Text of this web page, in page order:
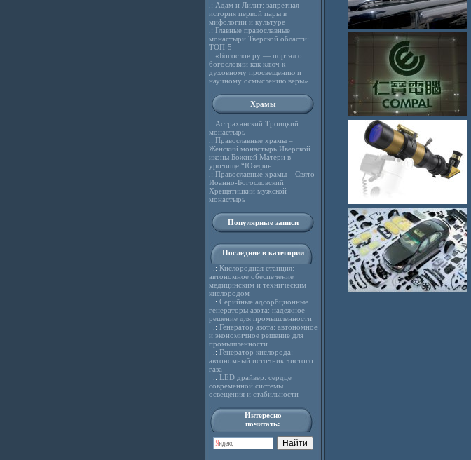
.: Адам и Лилит: запретная
история первой пары в
мифологии и культуре
.: Главные православные
монастыри Тверской области:
ТОП-5
.: «Богослов.ру — портал о
богословии как ключ к
духовному просвещению и
научному осмыслению веры»
Храмы
.: Астраханский Троицкий
монастырь
.: Православные храмы –
Женский монастырь Иверской
иконы Божией Матери в
урочище “Юзефин
.: Православные храмы – Свято-
Иоанно-Богословский
Хрещатицкий мужской
монастырь
Популярные записи
Последние в категории
.: Кислородная станция:
автономное обеспечение
медицинским и техническим
кислородом
.: Серийные адсорбционные
генераторы азота: надежное
решение для промышленности
.: Генератор азота: автономное
и экономичное решение для
промышленности
.: Генератор кислорода:
автономный источник чистого
газа
.: LED драйвер: сердце
современной системы
освещения и стабильности
Интересно
почитать: